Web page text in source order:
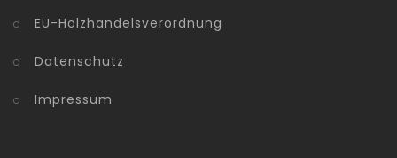
EU-Holzhandelsverordnung
Datenschutz
Impressum